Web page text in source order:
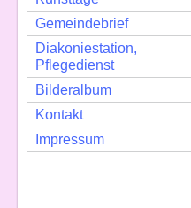
Gemeindebrief
Diakoniestation,
Pflegedienst
Bilderalbum
Kontakt
Impressum